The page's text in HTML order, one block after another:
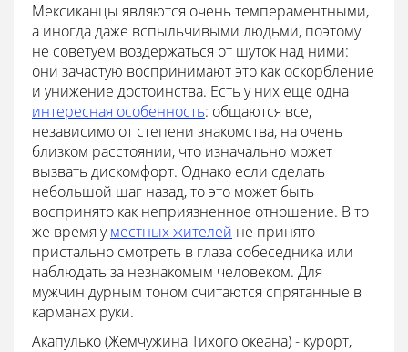
Мексиканцы являются очень темпераментными,
а иногда даже вспыльчивыми людьми, поэтому
не советуем воздержаться от шуток над ними:
они зачастую воспринимают это как оскорбление
и унижение достоинства. Есть у них еще одна
интересная особенность: общаются все,
независимо от степени знакомства, на очень
близком расстоянии, что изначально может
вызвать дискомфорт. Однако если сделать
небольшой шаг назад, то это может быть
воспринято как неприязненное отношение. В то
же время уместных жителей не принято
пристально смотреть в глаза собеседника или
наблюдать за незнакомым человеком. Для
мужчин дурным тоном считаются спрятанные в
карманах руки.
Акапулько (Жемчужина Тихого океана) - курорт,